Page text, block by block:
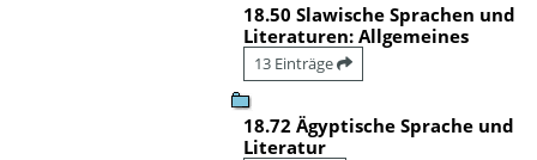
18.50 Slawische Sprachen und
Literaturen: Allgemeines
13 Einträge
18.72 Ägyptische Sprache und
Literatur